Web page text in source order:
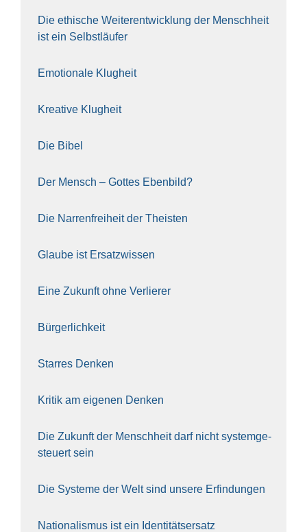
Die ethi­sche Wei­ter­ent­wick­lung der Mensch­heit
ist ein Selbst­läu­fer
Emo­tio­na­le Klug­heit
Krea­ti­ve Klug­heit
Die Bibel
Der Mensch – Got­tes Eben­bild?
Die Nar­ren­frei­heit der The­is­ten
Glau­be ist Ersatz­wis­sen
Eine Zukunft ohne Ver­lie­rer
Bür­ger­lich­keit
Star­res Den­ken
Kri­tik am eige­nen Den­ken
Die Zukunft der Mensch­heit darf nicht sys­tem­ge­
steu­ert sein
Die Sys­te­me der Welt sind unse­re Erfin­dun­gen
Natio­na­lis­mus ist ein Iden­ti­täts­er­satz